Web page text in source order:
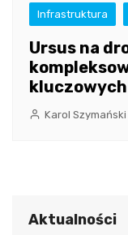
Infrastruktura
Ursus na
Karol Szymański
Aktualności